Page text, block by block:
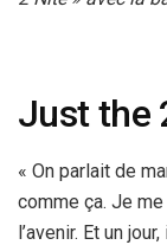
Just the
« On parlait de
comme ça. Je
l’avenir. Et un